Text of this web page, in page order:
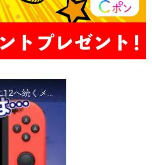
【ゆっくりドラクエ11】スイッチ版DQ11「S」の意味はドラクエ12へ続くメッセージ？